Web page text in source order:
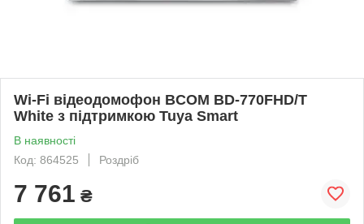
Wi-Fi відеодомофон BCOM BD-770FHD/T
White з підтримкою Tuya Smart
В наявності
Код: 864525
Роздріб
7 761 ₴